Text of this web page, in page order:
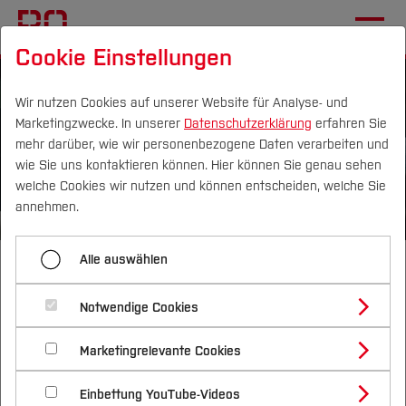
Campus Personen DE|EN Quicklinks
Studium
Studienangebote
Bachelorstudiengänge
Masterstudiengänge
Vor dem Studium
Bewerben & Einschreiben
Bewerbungsportal
Im Studium
Studienbüros und Prüfungen
Nach dem Studium
Forschung & Transfer
Profil
Forschungs- und Transferprofil
Schwerpunkte (FuT)
Beratung & Förderung
Nachhaltigkeit
Nachhaltigkeit studieren
International
Wirtschaft
Der Fachbereich Wirtschaft ist der größte
Fachbereich der Hochschule Bochum. Mit einer
gelungenen Mischung aus persönlicher
Atmosphäre, Praxisnähe und internationaler
Cookie Einstellungen
Wir nutzen Cookies auf unserer Website für Analyse- und
Marketingzwecke. In unserer Datenschutzerklärung erfahren Sie
mehr darüber, wie wir personenbezogene Daten verarbeiten und
wie Sie uns kontaktieren können. Hier können Sie genau sehen
welche Cookies wir nutzen und können entscheiden, welche Sie
annehmen.
Alle auswählen
Notwendige Cookies
Marketingrelevante Cookies
Einbettung YouTube-Videos